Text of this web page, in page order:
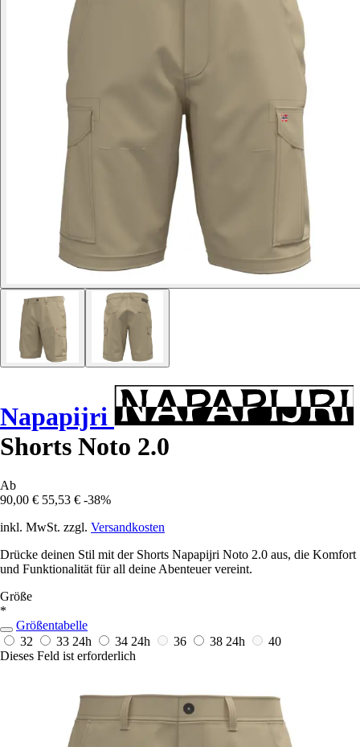
Napapijri
Shorts Noto 2.0
Ab
90,00 € 55,53 € -38%
inkl. MwSt. zzgl. Versandkosten
Drücke deinen Stil mit der Shorts Napapijri Noto 2.0 aus, die Komfort
und Funktionalität für all deine Abenteuer vereint.
Größe
*
Größentabelle
32
33 24h 34 24h 36 38 24h
40
Dieses Feld ist erforderlich